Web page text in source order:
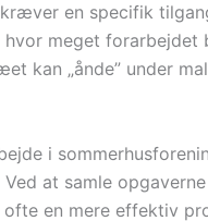
en specifik
hvor meget forarbejdet
kan „ånde” under
i
at samle
en mere effektiv